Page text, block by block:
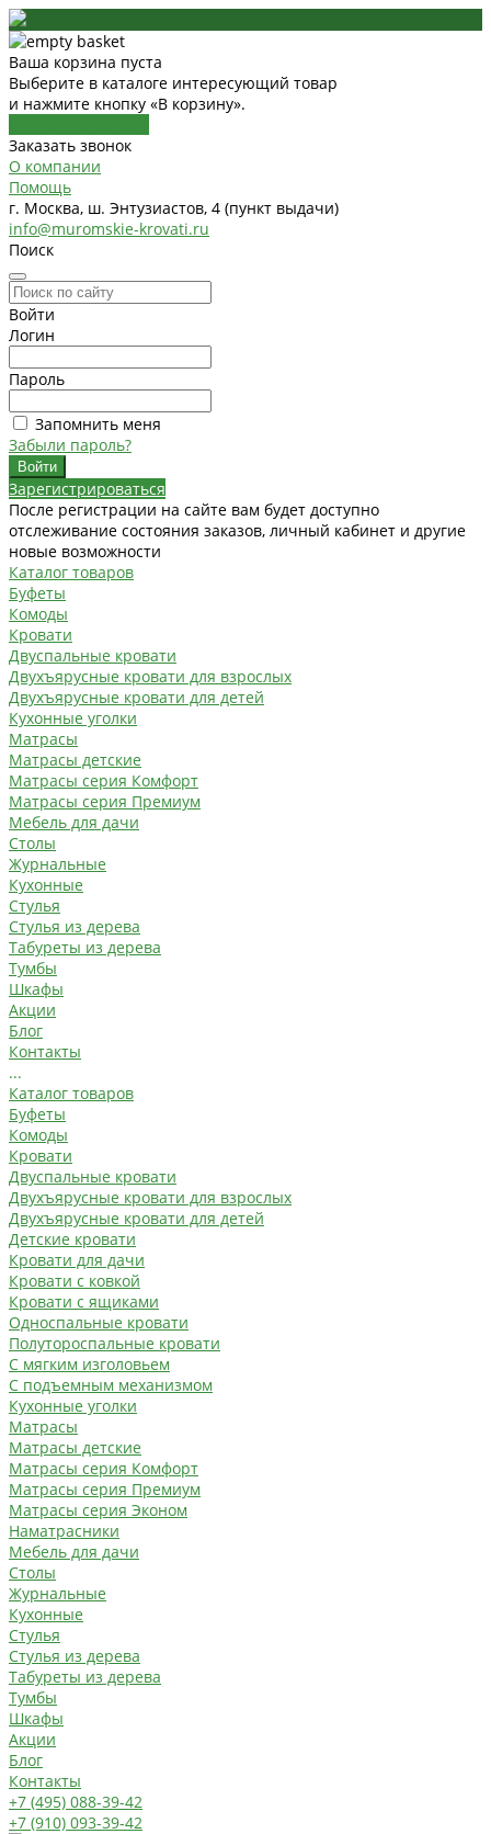
Ваша корзина пуста
Выберите в каталоге интересующий товар
и нажмите кнопку «В корзину».
Заказать звонок
О компании
Помощь
г. Москва, ш. Энтузиастов, 4 (пункт выдачи)
info@muromskie-krovati.ru
Поиск
Войти
Логин
Пароль
Запомнить меня
Забыли пароль?
Зарегистрироваться
После регистрации на сайте вам будет доступно
отслеживание состояния заказов, личный кабинет и другие
новые возможности
Каталог товаров
Буфеты
Комоды
Кровати
Двуспальные кровати
Двухъярусные кровати для взрослых
Двухъярусные кровати для детей
Кухонные уголки
Матрасы
Матрасы детские
Матрасы серия Комфорт
Матрасы серия Премиум
Мебель для дачи
Столы
Журнальные
Кухонные
Стулья
Стулья из дерева
Табуреты из дерева
Тумбы
Шкафы
Акции
Блог
Контакты
...
Каталог товаров
Буфеты
Комоды
Кровати
Двуспальные кровати
Двухъярусные кровати для взрослых
Двухъярусные кровати для детей
Детские кровати
Кровати для дачи
Кровати с ковкой
Кровати с ящиками
Односпальные кровати
Полутороспальные кровати
С мягким изголовьем
С подъемным механизмом
Кухонные уголки
Матрасы
Матрасы детские
Матрасы серия Комфорт
Матрасы серия Премиум
Матрасы серия Эконом
Наматрасники
Мебель для дачи
Столы
Журнальные
Кухонные
Стулья
Стулья из дерева
Табуреты из дерева
Тумбы
Шкафы
Акции
Блог
Контакты
+7 (495) 088-39-42
+7 (910) 093-39-42